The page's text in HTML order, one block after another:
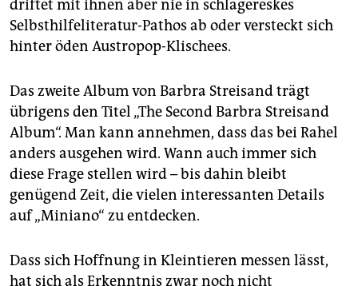
driftet mit ihnen aber nie in schlagereskes
Selbsthilfeliteratur-Pathos ab oder versteckt sich
hinter öden Austropop-Klischees.
Das zweite Album von Barbra Streisand trägt
übrigens den Titel „The Second Barbra Streisand
Album“. Man kann annehmen, dass das bei Rahel
anders ausgehen wird. Wann auch immer sich
diese Frage stellen wird – bis dahin bleibt
genügend Zeit, die vielen interessanten Details
auf „Miniano“ zu entdecken.
Dass sich Hoffnung in Kleintieren messen lässt,
hat sich als Erkenntnis zwar noch nicht